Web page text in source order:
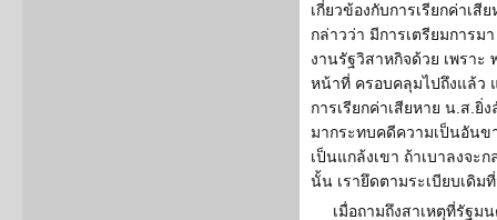
เกี่ยวข้องกับการเรียกค่าเ
กล่าวว่า มีการเตรียมการม
งานรัฐวิสาหกิจด้วย เพราะ
หน้าที่ ครอบคลุมไปถึงแล้ว
การเรียกค่าเสียหาย น.ส.
มากระทบคดีความเป็นอันข
เป็นแกล้งเขา ถ้าเบาลงจะ
นั้น เรายึดตามระเบียบเดิม
เมื่อถามถึงสาเหตุที่รัฐม